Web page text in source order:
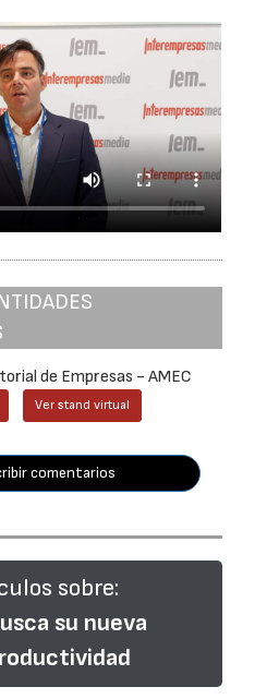
de Empresas - AMEC
Ver stand virtual
comentarios
sobre:
su nueva